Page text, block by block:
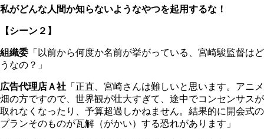
私がどんな人間か知らないようなやつを起用するな！
【シーン２】
組織委 「以前から何度か名前が挙がっている、宮崎駿監督はど
うなの？」
広告代理店Ａ社 「正直、宮崎さんは難しいと思います。アニメ
畑の方ですので、世界観が壮大すぎて、途中でコンセンサスが
取れなくなったり、予算超過しかねません。結果的に開会式の
プランそのものが瓦解（がかい）する恐れがあります」